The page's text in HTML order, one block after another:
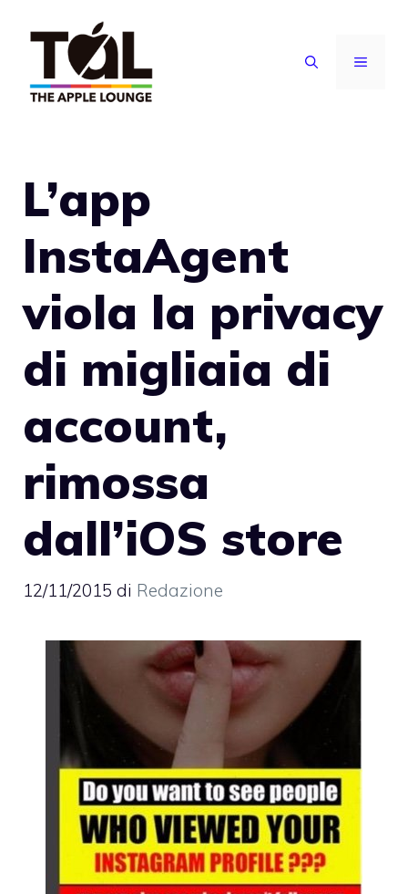
contenuto
MENU
L’app
InstaAgent
viola la privacy
di migliaia di
account,
rimossa
dall’iOS store
12/11/2015 di Redazione